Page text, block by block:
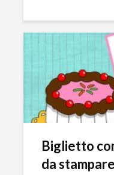
Biglietto
da stampare